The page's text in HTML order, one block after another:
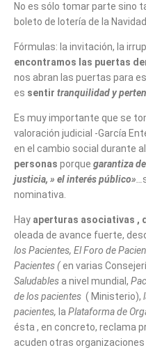
No es sólo tomar parte sino
boleto de lotería de la
Fórmulas: la invitación, la
encontramos las puertas
nos abran las puertas para
es sentir tranquilidad y
Es muy importante que se
valoración judicial -García
en el cambio social durante
personas porque garantiza
justicia, » el interés público»
nominativa.
Hay aperturas asociativas ,
oleada de avance fuerte,
los Pacientes, El Foro de
Pacientes (en varias
Saludables a nivel mundial,
de los pacientes ( Ministerio),
pacientes, la Plataforma de
ésta , en concreto, reclama
acuden otras